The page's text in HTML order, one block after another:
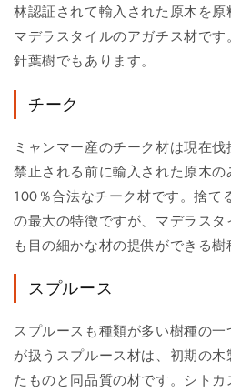
林認証されて輸入された原木を原
マデラスタイルのアガチス材で
針葉樹でもあります。
チーク
ミャンマー産のチーク材は現在伐
禁止される前に輸入された原木の
100％合法なチーク材です。捨て
の最大の特徴ですが、マデラス
も目の細かな材の提供ができる樹
スプルース
スプルースも種類が多い樹種の
が扱うスプルース材は、初期の
たものと同品質の材です。シト